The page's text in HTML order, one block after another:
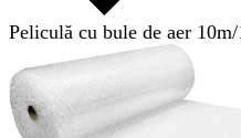
Peliculă cu bule de aer